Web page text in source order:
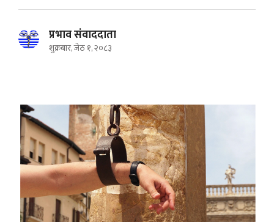
प्रभाव संवाददाता
शुक्रबार, जेठ १, २०८३